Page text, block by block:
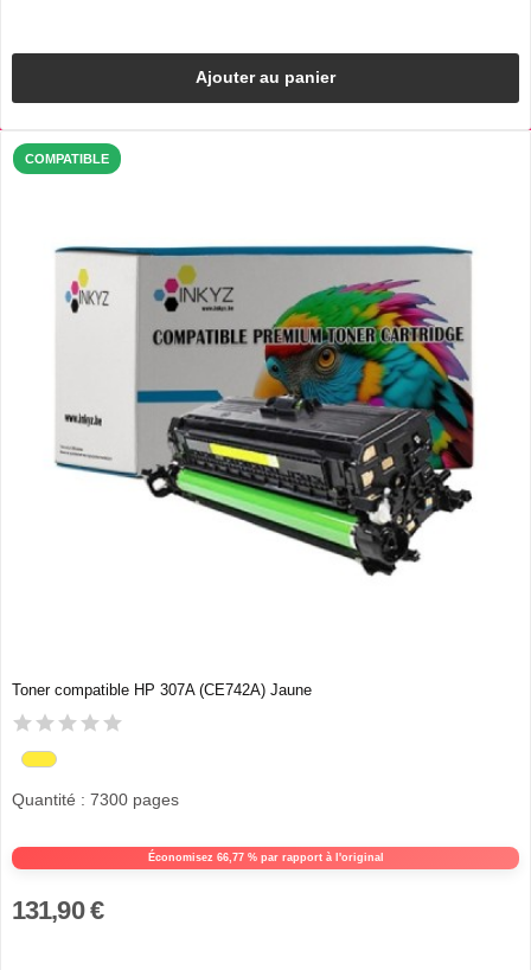
Ajouter au panier
COMPATIBLE
Toner compatible HP 307A (CE742A) Jaune
Économisez 66,77 % par rapport à l'original
Quantité : 7300 pages
131,90 €